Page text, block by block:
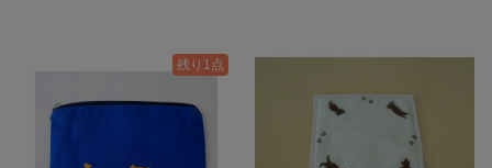
残り1点